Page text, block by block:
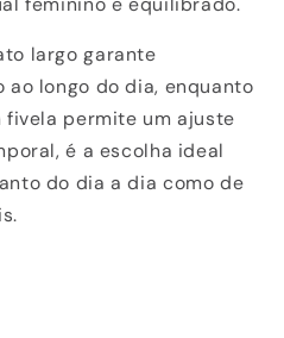
largo garante
longo do dia, enquanto
permite um ajuste
é a escolha ideal
do dia a dia como de